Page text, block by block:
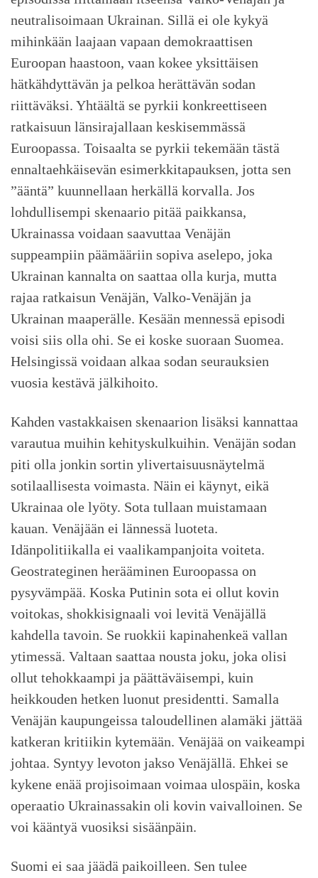
neutralisoimaan Ukrainan. Sillä ei ole kykyä
mihinkään laajaan vapaan demokraattisen
Euroopan haastoon, vaan kokee yksittäisen
hätkähdyttävän ja pelkoa herättävän sodan
riittäväksi. Yhtäältä se pyrkii konkreettiseen
ratkaisuun länsirajallaan keskisemmässä
Euroopassa. Toisaalta se pyrkii tekemään tästä
ennaltaehkäisevän esimerkkitapauksen, jotta sen
”ääntä” kuunnellaan herkällä korvalla. Jos
lohdullisempi skenaario pitää paikkansa,
Ukrainassa voidaan saavuttaa Venäjän
suppeampiin päämääriin sopiva aselepo, joka
Ukrainan kannalta on saattaa olla kurja, mutta
rajaa ratkaisun Venäjän, Valko-Venäjän ja
Ukrainan maaperälle. Kesään mennessä episodi
voisi siis olla ohi. Se ei koske suoraan Suomea.
Helsingissä voidaan alkaa sodan seurauksien
vuosia kestävä jälkihoito.
Kahden vastakkaisen skenaarion lisäksi kannattaa
varautua muihin kehityskulkuihin. Venäjän sodan
piti olla jonkin sortin ylivertaisuusnäytelmä
sotilaallisesta voimasta. Näin ei käynyt, eikä
Ukrainaa ole lyöty. Sota tullaan muistamaan
kauan. Venäjään ei lännessä luoteta.
Idänpolitiikalla ei vaalikampanjoita voiteta.
Geostrateginen herääminen Euroopassa on
pysyvämpää. Koska Putinin sota ei ollut kovin
voitokas, shokkisignaali voi levitä Venäjällä
kahdella tavoin. Se ruokkii kapinahenkeä vallan
ytimessä. Valtaan saattaa nousta joku, joka olisi
ollut tehokkaampi ja päättäväisempi, kuin
heikkouden hetken luonut presidentti. Samalla
Venäjän kaupungeissa taloudellinen alamäki jättää
katkeran kritiikin kytemään. Venäjää on vaikeampi
johtaa. Syntyy levoton jakso Venäjällä. Ehkei se
kykene enää projisoimaan voimaa ulospäin, koska
operaatio Ukrainassakin oli kovin vaivalloinen. Se
voi kääntyä vuosiksi sisäänpäin.
Suomi ei saa jäädä paikoilleen. Sen tulee